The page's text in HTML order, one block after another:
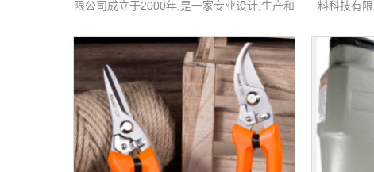
限公司成立于2000年,是一家专业设计,生产和
州三门县,拥有超过100名员工,占地面积
15000平方米。产品已经出口到50多个国家,
覆盖中东,非洲,欧洲,南美和东南亚。 台州沃
特洁具有限公司坚持“质量第一,客户为导向”的
原则。沃特期待与你们建立长期良好的业务关
系,携手一起成长...
料科技有
非